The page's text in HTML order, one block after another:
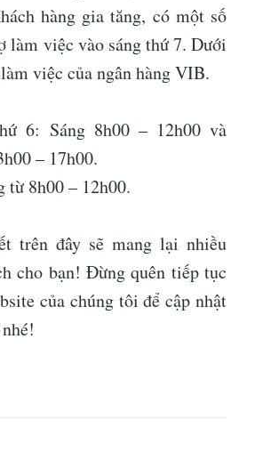
hàng gia tăng, có một số
làm việc vào sáng thứ 7. Dưới
việc của ngân hàng VIB.
6: Sáng 8h00 – 12h00 và
– 17h00.
từ 8h00 – 12h00.
trên đây sẽ mang lại nhiều
cho bạn! Đừng quên tiếp tục
của chúng tôi để cập nhật